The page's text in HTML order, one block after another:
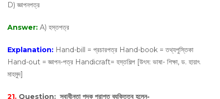
D) জ্ঞাপনপত্র
Answer: A) হস্তপত্র
Explanation: Hand-bill = প্রচারপত্র Hand-book = তথ্যপুস্তিকা
Hand-out = জ্ঞাপন-পত্র Handicraft= হস্তশিল্প [উৎস: ভাষা- শিক্ষা, ড. হায়াৎ
মাহমুদ]
21. Question: স্বাধীনতা পদক প্রাপ্ত ব্যক্তিত্ব হলেন-